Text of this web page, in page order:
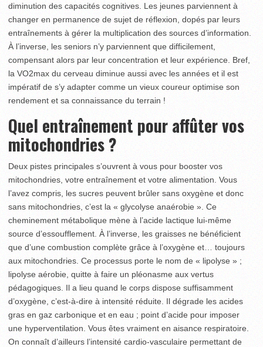
diminution des capacités cognitives. Les jeunes parviennent à
changer en permanence de sujet de réflexion, dopés par leurs
entraînements à gérer la multiplication des sources d’information.
À l’inverse, les seniors n’y parviennent que difficilement,
compensant alors par leur concentration et leur expérience. Bref,
la VO2max du cerveau diminue aussi avec les années et il est
impératif de s’y adapter comme un vieux coureur optimise son
rendement et sa connaissance du terrain !
Quel entraînement pour affûter vos
mitochondries ?
Deux pistes principales s’ouvrent à vous pour booster vos
mitochondries, votre entraînement et votre alimentation. Vous
l’avez compris, les sucres peuvent brûler sans oxygène et donc
sans mitochondries, c’est la « glycolyse anaérobie ». Ce
cheminement métabolique mène à l’acide lactique lui-même
source d’essoufflement. À l’inverse, les graisses ne bénéficient
que d’une combustion complète grâce à l’oxygène et… toujours
aux mitochondries. Ce processus porte le nom de « lipolyse » ;
lipolyse aérobie, quitte à faire un pléonasme aux vertus
pédagogiques. Il a lieu quand le corps dispose suffisamment
d’oxygène, c’est-à-dire à intensité réduite. Il dégrade les acides
gras en gaz carbonique et en eau ; point d’acide pour imposer
une hyperventilation. Vous êtes vraiment en aisance respiratoire.
On connaît d’ailleurs l’intensité cardio-vasculaire permettant de